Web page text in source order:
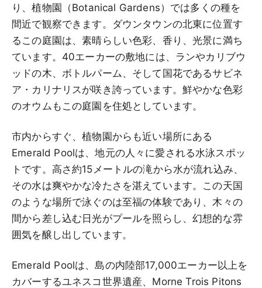
り、植物園（Botanical Gardens）では多くの種を
間近で観察できます。ダウンタウンの北東に位置す
るこの庭園は、素晴らしい色彩、香り、光景に満ち
ています。40エーカーの敷地には、ランやカリブウ
ッドの木、ボトルパーム、そして国花であるサビネ
ア・カリナリスが咲き誇っています。鮮やかな色彩
のオウムもこの庭園を住処としています。
市内からすぐ、植物園からも近い場所にある
Emerald Poolは、地元の人々に愛される水泳スポッ
トです。高さ約15メートルの滝から水が流れ込み、
その水は爽やかな冷たさを湛えています。この天国
のような場所で泳ぐのは至福の体験であり、木々の
間から差し込む日光がプールを照らし、幻想的な雰
囲気を醸し出しています。
Emerald Poolは、島の内陸部17,000エーカー以上を
カバーするユネスコ世界遺産、Morne Trois Pitons